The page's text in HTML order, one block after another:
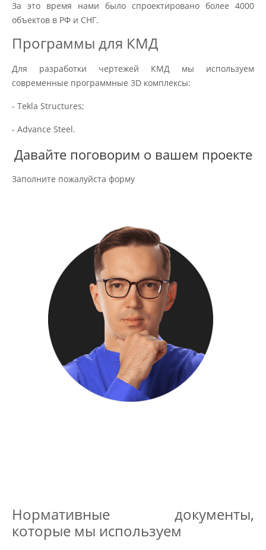
За это время нами было спроектировано более 4000
объектов в РФ и СНГ.
Программы для КМД
Для разработки чертежей КМД мы используем
современные программные 3D комплексы:
- Tekla Structures;
- Advance Steel.
Давайте поговорим о вашем проекте
Заполните пожалуйста форму
Нормативные документы,
которые мы используем